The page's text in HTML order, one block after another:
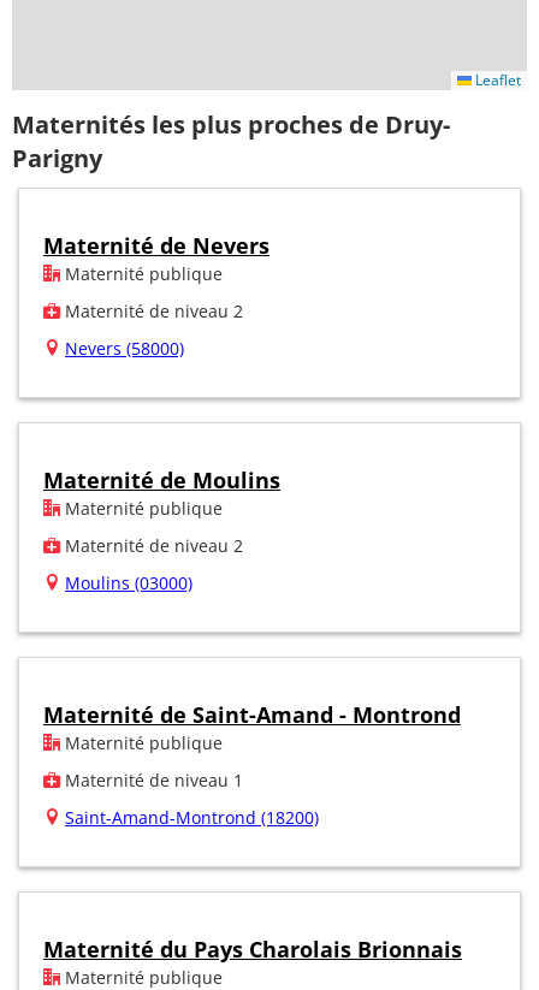
Leaflet
Maternités les plus proches de Druy-
Parigny
Maternité de Nevers
Maternité publique
Maternité de niveau 2
Nevers (58000)
Maternité de Moulins
Maternité publique
Maternité de niveau 2
Moulins (03000)
Maternité de Saint-Amand - Montrond
Maternité publique
Maternité de niveau 1
Saint-Amand-Montrond (18200)
Maternité du Pays Charolais Brionnais
Maternité publique